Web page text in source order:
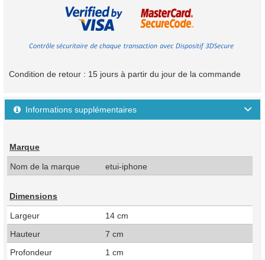
Condition de retour : 15 jours à partir du jour de la commande
 Informations supplémentaires
Marque
Nom de la marque etui-iphone
Dimensions
Largeur
14 cm
Hauteur
7 cm
Profondeur
1 cm